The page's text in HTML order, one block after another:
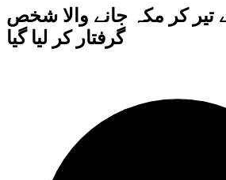
تیر کر مکہ جانے والا شخص
گرفتار کر لیا گیا